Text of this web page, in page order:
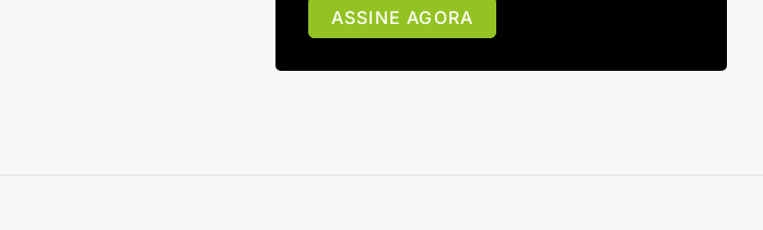
ASSINE AGORA